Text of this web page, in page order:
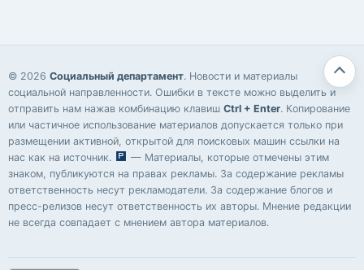
© 2026 Социальный департамент. Новости и материалы
социальной направленности. Ошибки в тексте можно выделить и
отправить нам нажав комбинацию клавиш Ctrl + Enter. Копирование
или частичное использование материалов допускается только при
размещении активной, открытой для поисковых машин ссылки на
нас как на источник.
— Материалы, которые отмечены этим
знаком, публикуются на правах рекламы. За содержание рекламы
ответственность несут рекламодатели. За содержание блогов и
пресс-релизов несут ответственность их авторы. Мнение редакции
не всегда совпадает с мнением автора материалов.